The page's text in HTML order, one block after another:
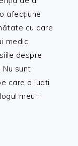
afecțiune
cu care
medic
despre
Nu sunt
care o luați
meu! !